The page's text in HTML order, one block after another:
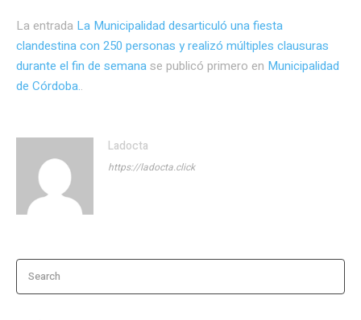
La entrada La Municipalidad desarticuló una fiesta
clandestina con 250 personas y realizó múltiples clausuras
durante el fin de semanase publicó primero en Municipalidad
de Córdoba..
Ladocta
https://ladocta.click
Search